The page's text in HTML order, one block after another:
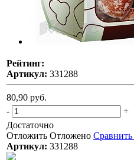
Рейтинг:
Артикул: 331288
80,90 руб.
-
+
Достаточно
Отложить Отложено Сравнить
Артикул: 331288